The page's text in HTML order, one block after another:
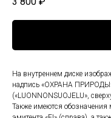
На внутреннем диске
надпись «ОХРАНА
(«LUONNONSUOJELU»,
Также имеются обозначения